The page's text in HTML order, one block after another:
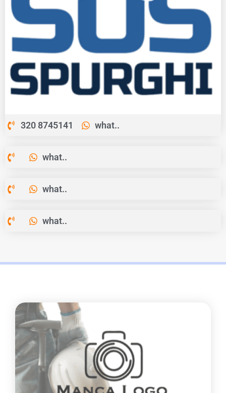
320 8745141 what..
what..
what..
what..